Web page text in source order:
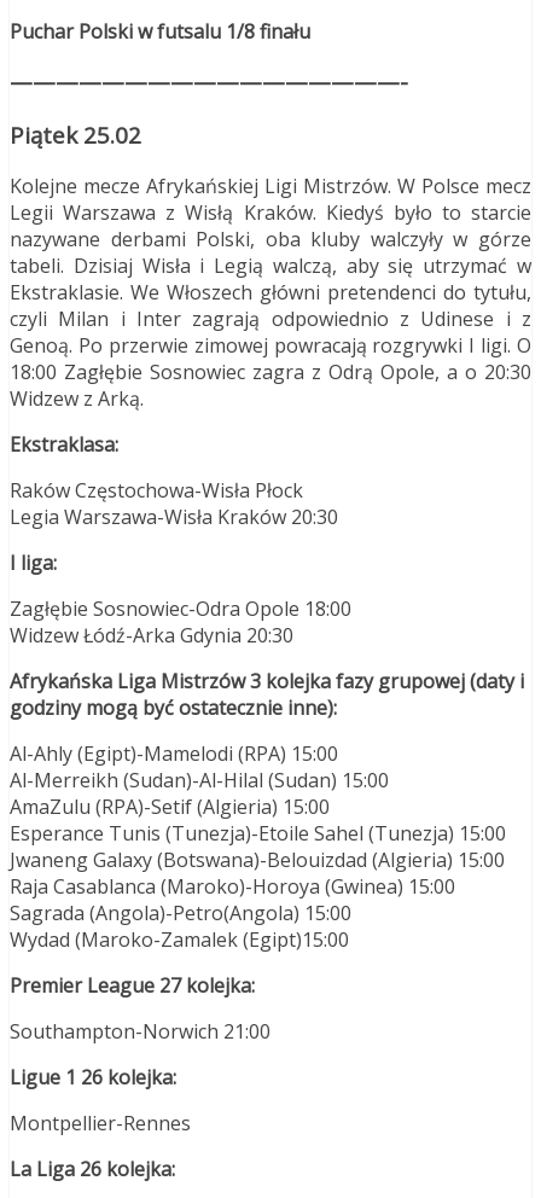
Puchar Polski w futsalu 1/8 finału
—————————————————-
Piątek 25.02
Kolejne mecze Afrykańskiej Ligi Mistrzów. W Polsce mecz
Legii Warszawa z Wisłą Kraków. Kiedyś było to starcie
nazywane derbami Polski, oba kluby walczyły w górze
tabeli. Dzisiaj Wisła i Legią walczą, aby się utrzymać w
Ekstraklasie. We Włoszech główni pretendenci do tytułu,
czyli Milan i Inter zagrają odpowiednio z Udinese i z
Genoą. Po przerwie zimowej powracają rozgrywki I ligi. O
18:00 Zagłębie Sosnowiec zagra z Odrą Opole, a o 20:30
Widzew z Arką.
Ekstraklasa:
Raków Częstochowa-Wisła Płock
Legia Warszawa-Wisła Kraków 20:30
I liga:
Zagłębie Sosnowiec-Odra Opole 18:00
Widzew Łódź-Arka Gdynia 20:30
Afrykańska Liga Mistrzów 3 kolejka fazy grupowej (daty i
godziny mogą być ostatecznie inne):
Al-Ahly (Egipt)-Mamelodi (RPA) 15:00
Al-Merreikh (Sudan)-Al-Hilal (Sudan) 15:00
AmaZulu (RPA)-Setif (Algieria) 15:00
Esperance Tunis (Tunezja)-Etoile Sahel (Tunezja) 15:00
Jwaneng Galaxy (Botswana)-Belouizdad (Algieria) 15:00
Raja Casablanca (Maroko)-Horoya (Gwinea) 15:00
Sagrada (Angola)-Petro(Angola) 15:00
Wydad (Maroko-Zamalek (Egipt)15:00
Premier League 27 kolejka:
Southampton-Norwich 21:00
Ligue 1 26 kolejka:
Montpellier-Rennes
La Liga 26 kolejka: